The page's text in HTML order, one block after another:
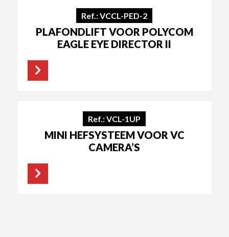
Ref.: VCCL-PED-2
PLAFONDLIFT VOOR POLYCOM
EAGLE EYE DIRECTOR II
Ref.: VCL-1UP
MINI HEFSYSTEEM VOOR VC
CAMERA’S